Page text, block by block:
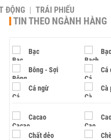
ĐỘNG TRÁI PHIẾU
TIN THEO NGÀNH HÀNG
Bạc
Bông - Sợi Cá
Cá ngừ Cà
Cacao
Chất dẻo